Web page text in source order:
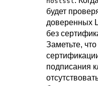
будет
доверенных
без
Заметьте,
подписания